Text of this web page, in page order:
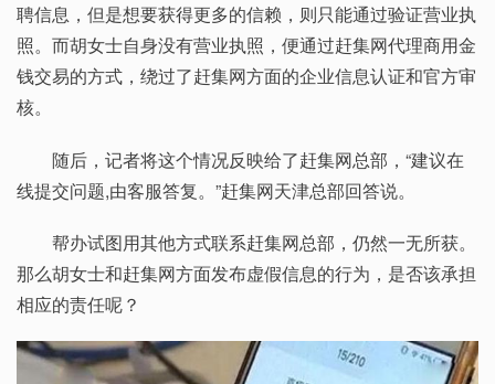
聘信息，但是想要获得更多的信赖，则只能通过验证营业执
照。而胡女士自身没有营业执照，便通过赶集网代理商用金
钱交易的方式，绕过了赶集网方面的企业信息认证和官方审
核。
随后，记者将这个情况反映给了赶集网总部，“建议在
线提交问题,由客服答复。”赶集网天津总部回答说。
帮办试图用其他方式联系赶集网总部，仍然一无所获。
那么胡女士和赶集网方面发布虚假信息的行为，是否该承担
相应的责任呢？